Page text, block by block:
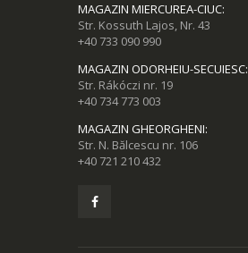
MAGAZIN MIERCUREA-CIUC:
Str. Kossuth Lajos, Nr. 43
+40 733 090 990
MAGAZIN ODORHEIU-SECUIESC:
Str. Rákóczi nr. 19
+40 734 773 003
MAGAZIN GHEORGHENI:
Str. N. Bălcescu nr. 106
+40 721 210 432